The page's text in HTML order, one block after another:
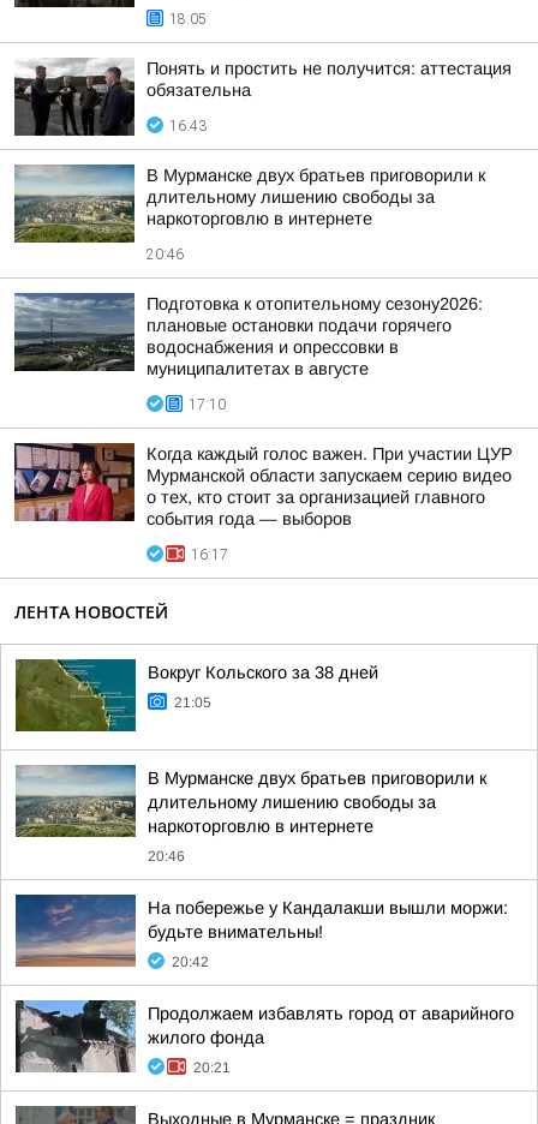
18:05
Понять и простить не получится: аттестация
обязательна
16:43
В Мурманске двух братьев приговорили к
длительному лишению свободы за
наркоторговлю в интернете
20:46
Подготовка к отопительному сезону2026:
плановые остановки подачи горячего
водоснабжения и опрессовки в
муниципалитетах в августе
17:10
Когда каждый голос важен. При участии ЦУР
Мурманской области запускаем серию видео
о тех, кто стоит за организацией главного
события года — выборов
16:17
ЛЕНТА НОВОСТЕЙ
Вокруг Кольского за 38 дней
21:05
В Мурманске двух братьев приговорили к
длительному лишению свободы за
наркоторговлю в интернете
20:46
На побережье у Кандалакши вышли моржи:
будьте внимательны!
20:42
Продолжаем избавлять город от аварийного
жилого фонда
20:21
Выходные в Мурманске = праздник